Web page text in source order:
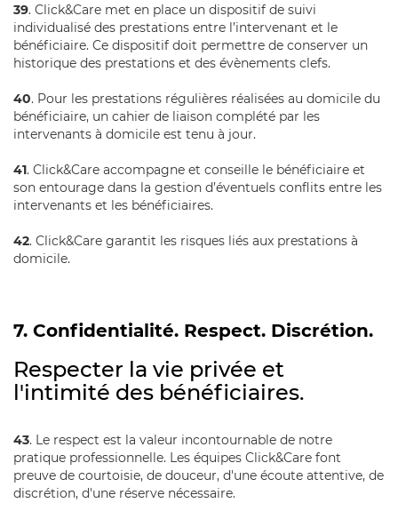
39. Click&Care met en place un dispositif de suivi
individualisé des prestations entre l’intervenant et le
bénéficiaire. Ce dispositif doit permettre de conserver un
historique des prestations et des évènements clefs.
40. Pour les prestations régulières réalisées au domicile du
bénéficiaire, un cahier de liaison complété par les
intervenants à domicile est tenu à jour.
41. Click&Care accompagne et conseille le bénéficiaire et
son entourage dans la gestion d’éventuels conflits entre les
intervenants et les bénéficiaires.
42. Click&Care garantit les risques liés aux prestations à
domicile.
7. Confidentialité. Respect. Discrétion.
Respecter la vie privée et
l'intimité des bénéficiaires.
43. Le respect est la valeur incontournable de notre
pratique professionnelle. Les équipes Click&Care font
preuve de courtoisie, de douceur, d'une écoute attentive, de
discrétion, d'une réserve nécessaire.